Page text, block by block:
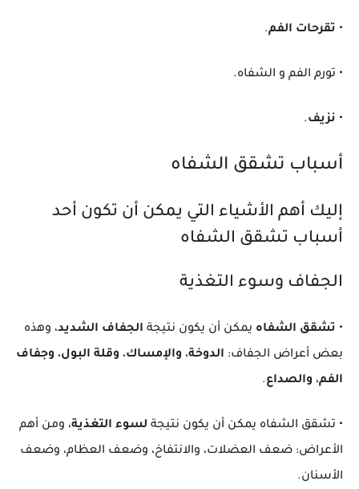
• تقرحات الفم.
• تورم الفم و الشفاه.
• نزيف.
أسباب تشقق الشفاه
إليك أهم الأشياء التي يمكن أن تكون أحد
أسباب تشقق الشفاه
الجفاف وسوء التغذية
• تشقق الشفاه يمكن أن يكون نتيجة الجفاف الشديد، وهذه
بعض أعراض الجفاف: الدوخة، والإمساك، وقلة البول، وجفاف
الفم، والصداع.
• تشقق الشفاه يمكن أن يكون نتيجة لسوء التغذية، ومن أهم
الأعراض: ضعف العضلات، والانتفاخ، وضعف العظام، وضعف
الأسنان.